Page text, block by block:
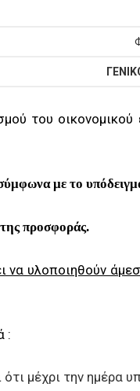
του
με το
προσφοράς.
να υλοποιηθούν
:
μέχρι την ημέρα